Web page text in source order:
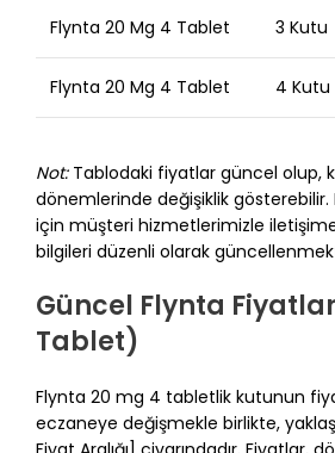
Flynta 20 Mg 4 Tablet 3 Kutu
Flynta 20 Mg 4 Tablet 4 Kutu
Not:Tablodaki fiyatlar güncel olup,
dönemlerinde değişiklik
için müşteri hizmetlerimizle
bilgileri düzenli olarak
Güncel Flynta
Tablet)
Flynta 20 mg 4 tabletlik kutunun
eczaneye değişmekle birlikte,